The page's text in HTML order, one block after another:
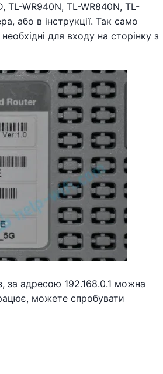
TL-WR940N, TL-WR840N, TL-
або в інструкції. Так само
для входу на сторінку з
за ​​адресою 192.168.0.1 можна
можете спробувати